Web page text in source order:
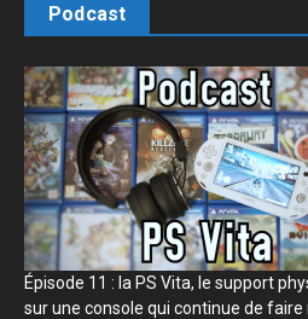
Podcast
Épisode 11 : la PS Vita, le support
sur une console qui continue de faire